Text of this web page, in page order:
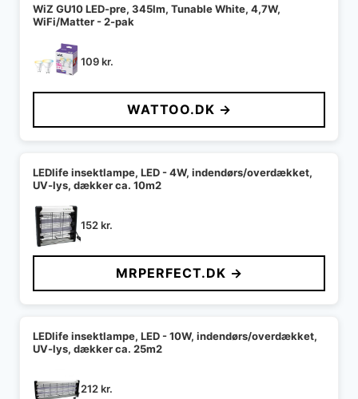
WiZ GU10 LED-pre, 345lm, Tunable White, 4,7W,
WiFi/Matter - 2-pak
109kr.
WATTOO.DK →
LEDlife insektlampe, LED - 4W, indendørs/overdækket,
UV-lys, dækker ca. 10m2
152kr.
MRPERFECT.DK →
LEDlife insektlampe, LED - 10W, indendørs/overdækket,
UV-lys, dækker ca. 25m2
212kr.